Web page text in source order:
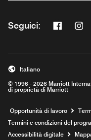
Seguici:
Opens a
© 1996 - 2026 Marriott
di proprietà di Marriott
Italiano
Opportunità di lavoro
Termini e condizioni del
Accessibilità digitale